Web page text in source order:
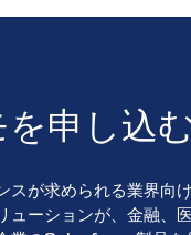
申し込
スが求められる業界向
ューションが、金融、